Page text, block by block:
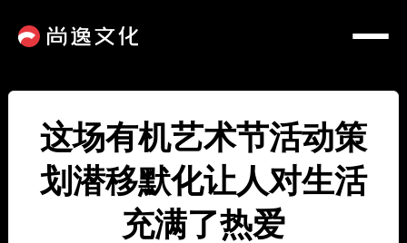
这场有机艺术节活动策
划潜移默化让人对生活
充满了热爱